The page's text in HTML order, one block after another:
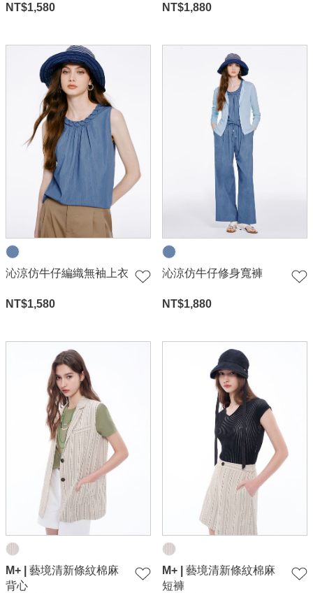
NT$1,580
NT$1,880
沁涼仿牛仔編織無袖上衣
NT$1,580
沁涼仿牛仔修身寬褲
NT$1,880
M+ | 藝境清新條紋棉麻
背心
M+ | 藝境清新條紋棉麻
短褲